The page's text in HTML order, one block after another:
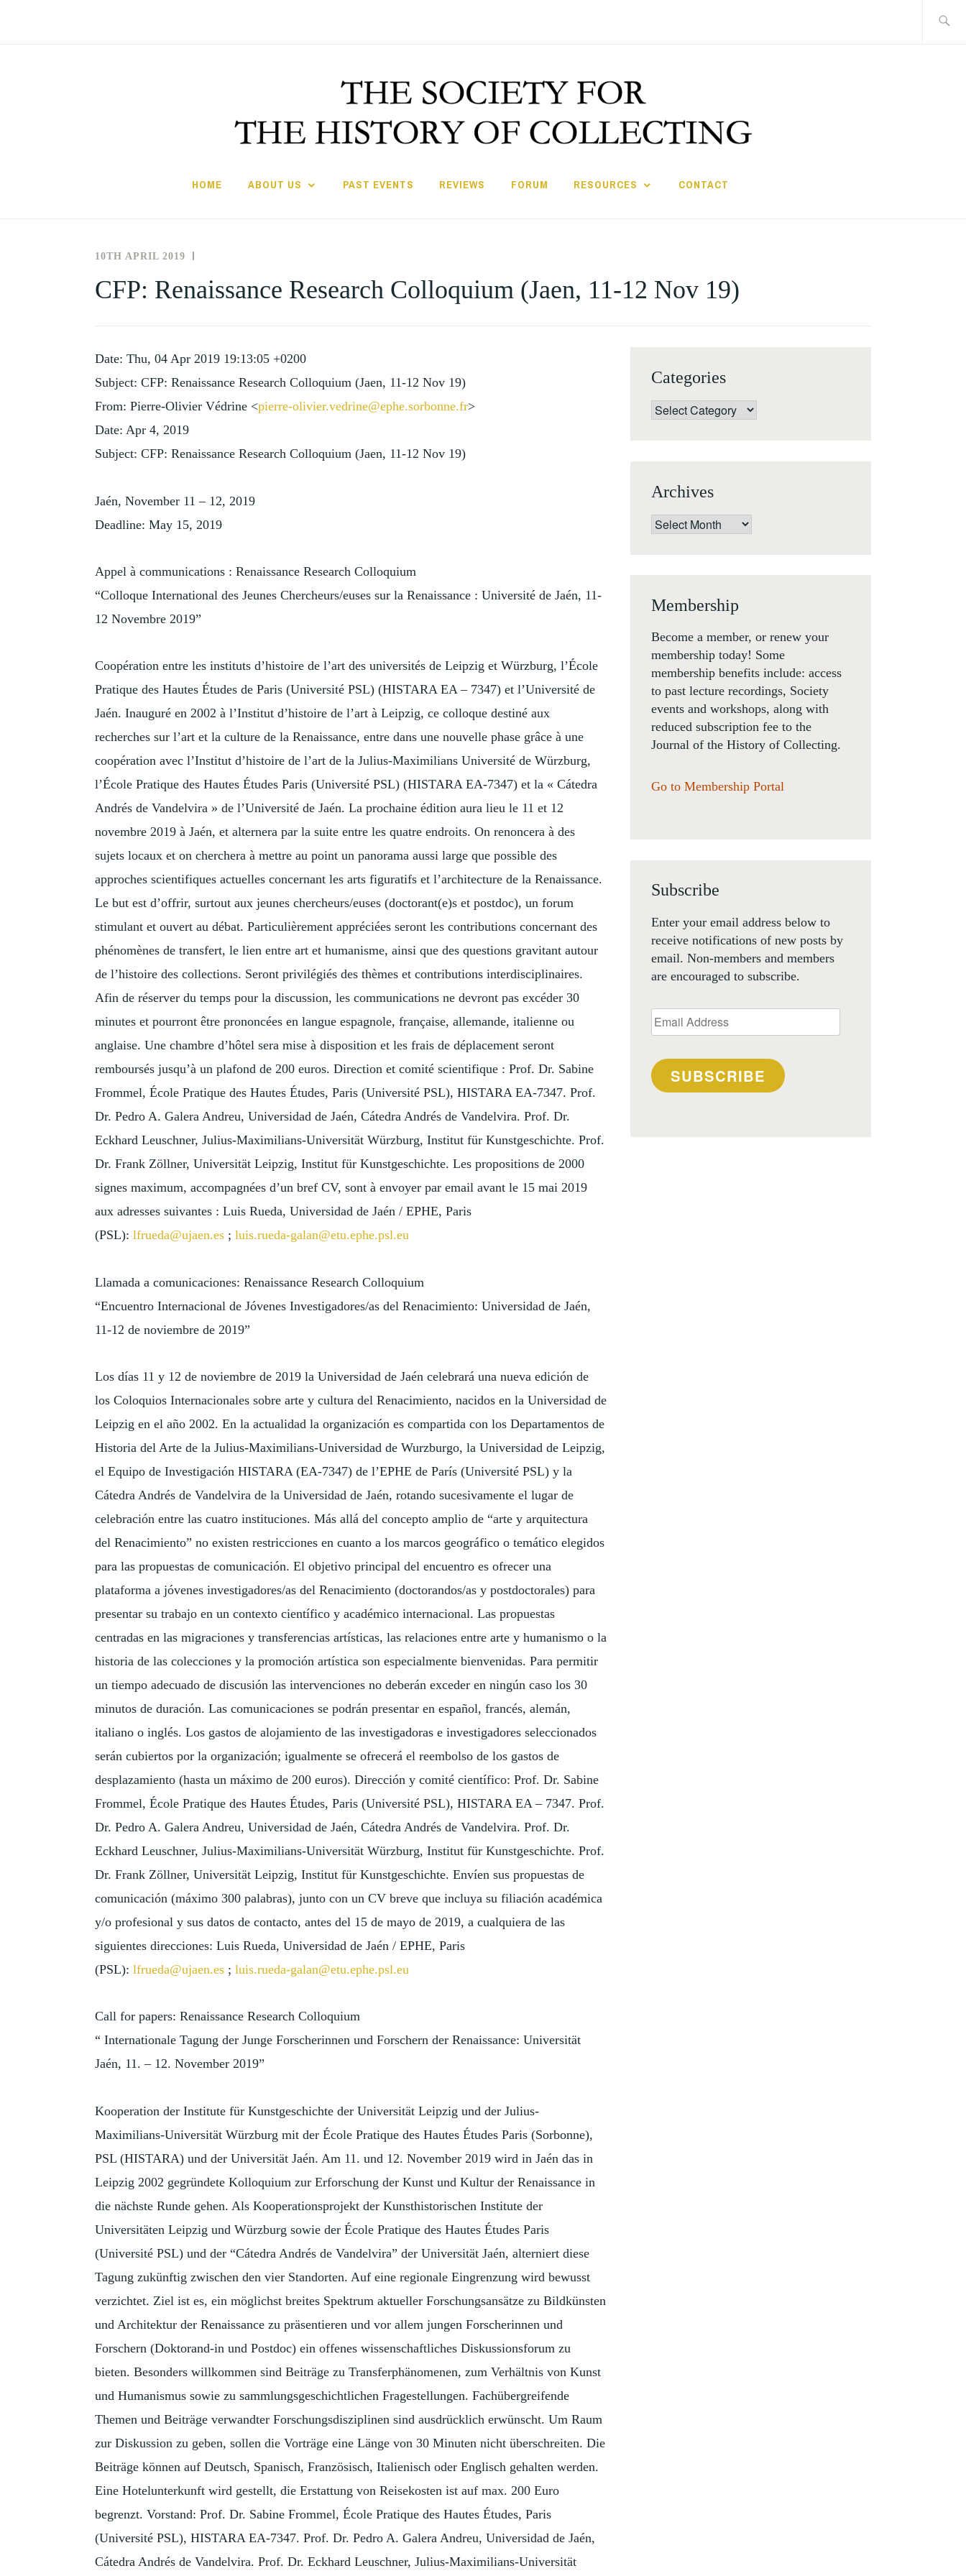
HOME ABOUT US PAST EVENTS REVIEWS FORUM RESOURCES CONTACT
10TH APRIL 2019
FOR
OF
EVENTS
CFP: Renaissance Research Colloquium (Jaen, 11-12 Nov 19)
Date: Thu, 04 Apr 2019 19:13:05 +0200
Subject: CFP: Renaissance Research Colloquium (Jaen, 11-12 Nov 19)
From: Pierre-Olivier Védrine <pierre-olivier.vedrine@ephe.sorbonne.fr>
Date: Apr 4, 2019
Subject: CFP: Renaissance Research Colloquium (Jaen, 11-12 Nov 19)
Jaén, November 11 – 12, 2019
Deadline: May 15, 2019
Appel à communications : Renaissance Research Colloquium
“Colloque International des Jeunes Chercheurs/euses sur la Renaissance : Université de Jaén, 11-
12 Novembre 2019”
Coopération entre les instituts d’histoire de l’art des universités de Leipzig et Würzburg, l’École
Pratique des Hautes Études de Paris (Université PSL) (HISTARA EA – 7347) et l’Université de
Jaén. Inauguré en 2002 à l’Institut d’histoire de l’art à Leipzig, ce colloque destiné aux
recherches sur l’art et la culture de la Renaissance, entre dans une nouvelle phase grâce à une
coopération avec l’Institut d’histoire de l’art de la Julius-Maximilians Université de Würzburg,
l’École Pratique des Hautes Études Paris (Université PSL) (HISTARA EA-7347) et la « Cátedra
Andrés de Vandelvira » de l’Université de Jaén. La prochaine édition aura lieu le 11 et 12
novembre 2019 à Jaén, et alternera par la suite entre les quatre endroits. On renoncera à des
sujets locaux et on cherchera à mettre au point un panorama aussi large que possible des
approches scientifiques actuelles concernant les arts figuratifs et l’architecture de la Renaissance.
Le but est d’offrir, surtout aux jeunes chercheurs/euses (doctorant(e)s et postdoc), un forum
stimulant et ouvert au débat. Particulièrement appréciées seront les contributions concernant des
phénomènes de transfert, le lien entre art et humanisme, ainsi que des questions gravitant autour
de l’histoire des collections. Seront privilégiés des thèmes et contributions interdisciplinaires.
Afin de réserver du temps pour la discussion, les communications ne devront pas excéder 30
minutes et pourront être prononcées en langue espagnole, française, allemande, italienne ou
anglaise. Une chambre d’hôtel sera mise à disposition et les frais de déplacement seront
remboursés jusqu’à un plafond de 200 euros. Direction et comité scientifique : Prof. Dr. Sabine
Frommel, École Pratique des Hautes Études, Paris (Université PSL), HISTARA EA-7347. Prof.
Dr. Pedro A. Galera Andreu, Universidad de Jaén, Cátedra Andrés de Vandelvira. Prof. Dr.
Eckhard Leuschner, Julius-Maximilians-Universität Würzburg, Institut für Kunstgeschichte. Prof.
Dr. Frank Zöllner, Universität Leipzig, Institut für Kunstgeschichte. Les propositions de 2000
signes maximum, accompagnées d’un bref CV, sont à envoyer par email avant le 15 mai 2019
aux adresses suivantes : Luis Rueda, Universidad de Jaén / EPHE, Paris
(PSL): lfrueda@ujaen.es ; luis.rueda-galan@etu.ephe.psl.eu
Llamada a comunicaciones: Renaissance Research Colloquium
“Encuentro Internacional de Jóvenes Investigadores/as del Renacimiento: Universidad de Jaén,
11-12 de noviembre de 2019”
Los días 11 y 12 de noviembre de 2019 la Universidad de Jaén celebrará una nueva edición de
los Coloquios Internacionales sobre arte y cultura del Renacimiento, nacidos en la Universidad de
Leipzig en el año 2002. En la actualidad la organización es compartida con los Departamentos de
Historia del Arte de la Julius-Maximilians-Universidad de Wurzburgo, la Universidad de Leipzig,
el Equipo de Investigación HISTARA (EA-7347) de l’EPHE de París (Université PSL) y la
Cátedra Andrés de Vandelvira de la Universidad de Jaén, rotando sucesivamente el lugar de
celebración entre las cuatro instituciones. Más allá del concepto amplio de “arte y arquitectura
del Renacimiento” no existen restricciones en cuanto a los marcos geográfico o temático elegidos
para las propuestas de comunicación. El objetivo principal del encuentro es ofrecer una
plataforma a jóvenes investigadores/as del Renacimiento (doctorandos/as y postdoctorales) para
presentar su trabajo en un contexto científico y académico internacional. Las propuestas
centradas en las migraciones y transferencias artísticas, las relaciones entre arte y humanismo o la
historia de las colecciones y la promoción artística son especialmente bienvenidas. Para permitir
un tiempo adecuado de discusión las intervenciones no deberán exceder en ningún caso los 30
minutos de duración. Las comunicaciones se podrán presentar en español, francés, alemán,
italiano o inglés. Los gastos de alojamiento de las investigadoras e investigadores seleccionados
serán cubiertos por la organización; igualmente se ofrecerá el reembolso de los gastos de
desplazamiento (hasta un máximo de 200 euros). Dirección y comité científico: Prof. Dr. Sabine
Frommel, École Pratique des Hautes Études, Paris (Université PSL), HISTARA EA – 7347. Prof.
Dr. Pedro A. Galera Andreu, Universidad de Jaén, Cátedra Andrés de Vandelvira. Prof. Dr.
Eckhard Leuschner, Julius-Maximilians-Universität Würzburg, Institut für Kunstgeschichte. Prof.
Dr. Frank Zöllner, Universität Leipzig, Institut für Kunstgeschichte. Envíen sus propuestas de
comunicación (máximo 300 palabras), junto con un CV breve que incluya su filiación académica
y/o profesional y sus datos de contacto, antes del 15 de mayo de 2019, a cualquiera de las
siguientes direcciones: Luis Rueda, Universidad de Jaén / EPHE, Paris
(PSL): lfrueda@ujaen.es ; luis.rueda-galan@etu.ephe.psl.eu
Call for papers: Renaissance Research Colloquium
“ Internationale Tagung der Junge Forscherinnen und Forschern der Renaissance: Universität
Jaén, 11. – 12. November 2019”
Kooperation der Institute für Kunstgeschichte der Universität Leipzig und der Julius-
Maximilians-Universität Würzburg mit der École Pratique des Hautes Études Paris (Sorbonne),
PSL (HISTARA) und der Universität Jaén. Am 11. und 12. November 2019 wird in Jaén das in
Leipzig 2002 gegründete Kolloquium zur Erforschung der Kunst und Kultur der Renaissance in
die nächste Runde gehen. Als Kooperationsprojekt der Kunsthistorischen Institute der
Universitäten Leipzig und Würzburg sowie der École Pratique des Hautes Études Paris
(Université PSL) und der “Cátedra Andrés de Vandelvira” der Universität Jaén, alterniert diese
Tagung zukünftig zwischen den vier Standorten. Auf eine regionale Eingrenzung wird bewusst
verzichtet. Ziel ist es, ein möglichst breites Spektrum aktueller Forschungsansätze zu Bildkünsten
und Architektur der Renaissance zu präsentieren und vor allem jungen Forscherinnen und
Forschern (Doktorand-in und Postdoc) ein offenes wissenschaftliches Diskussionsforum zu
bieten. Besonders willkommen sind Beiträge zu Transferphänomenen, zum Verhältnis von Kunst
und Humanismus sowie zu sammlungsgeschichtlichen Fragestellungen. Fachübergreifende
Themen und Beiträge verwandter Forschungsdisziplinen sind ausdrücklich erwünscht. Um Raum
zur Diskussion zu geben, sollen die Vorträge eine Länge von 30 Minuten nicht überschreiten. Die
Beiträge können auf Deutsch, Spanisch, Französisch, Italienisch oder Englisch gehalten werden.
Eine Hotelunterkunft wird gestellt, die Erstattung von Reisekosten ist auf max. 200 Euro
begrenzt. Vorstand: Prof. Dr. Sabine Frommel, École Pratique des Hautes Études, Paris
(Université PSL), HISTARA EA-7347. Prof. Dr. Pedro A. Galera Andreu, Universidad de Jaén,
Cátedra Andrés de Vandelvira. Prof. Dr. Eckhard Leuschner, Julius-Maximilians-Universität
Categories
Categories
Archives
Archives
Membership
Become a member, or renew your
membership today! Some
membership benefits include: access
to past lecture recordings, Society
events and workshops, along with
reduced subscription fee to the
Journal of the History of Collecting.
Go to Membership Portal
Subscribe
Enter your email address below to
receive notifications of new posts by
email. Non-members and members
are encouraged to subscribe.
Email
Address
SUBSCRIBE